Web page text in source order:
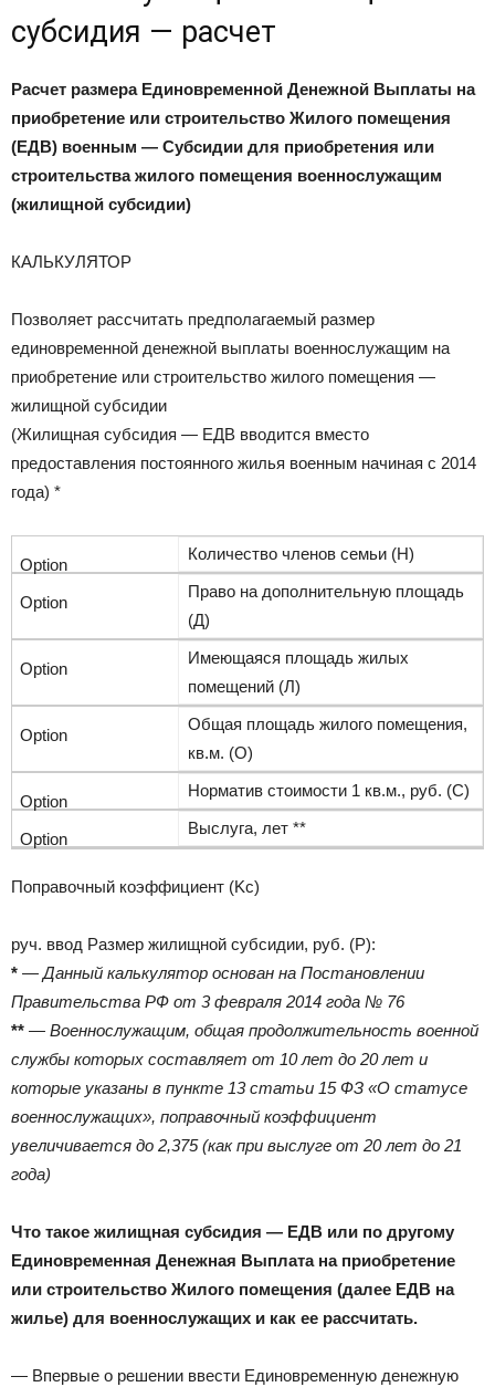
субсидия — расчет
Расчет размера Единовременной Денежной Выплаты на
приобретение или строительство Жилого помещения
(ЕДВ) военным — Субсидии для приобретения или
строительства жилого помещения военнослужащим
(жилищной субсидии)
КАЛЬКУЛЯТОР
Позволяет рассчитать предполагаемый размер
единовременной денежной выплаты военнослужащим на
приобретение или строительство жилого помещения —
жилищной субсидии
(Жилищная субсидия — ЕДВ вводится вместо
предоставления постоянного жилья военным начиная с 2014
года) *
Количество членов семьи (Н)
Право на дополнительную площадь
(Д)
Имеющаяся площадь жилых
помещений (Л)
Общая площадь жилого помещения,
кв.м. (О)
Норматив стоимости 1 кв.м., руб. (С)
Выслуга, лет **
Поправочный коэффициент (Kс)
руч. ввод Размер жилищной субсидии, руб. (P):
* — Данный калькулятор основан на Постановлении
Правительства РФ от 3 февраля 2014 года № 76
** — Военнослужащим, общая продолжительность военной
службы которых составляет от 10 лет до 20 лет и
которые указаны в пункте 13 статьи 15 ФЗ «О статусе
военнослужащих», поправочный коэффициент
увеличивается до 2,375 (как при выслуге от 20 лет до 21
года)
Что такое жилищная субсидия — ЕДВ или по другому
Единовременная Денежная Выплата на приобретение
или строительство Жилого помещения (далее ЕДВ на
жилье) для военнослужащих и как ее рассчитать.
— Впервые о решении ввести Единовременную денежную